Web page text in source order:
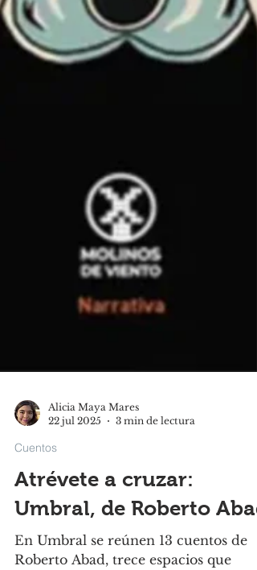
Alicia Maya Mares
22 jul 2025
3 min de lectura
Atrévete a cruzar: